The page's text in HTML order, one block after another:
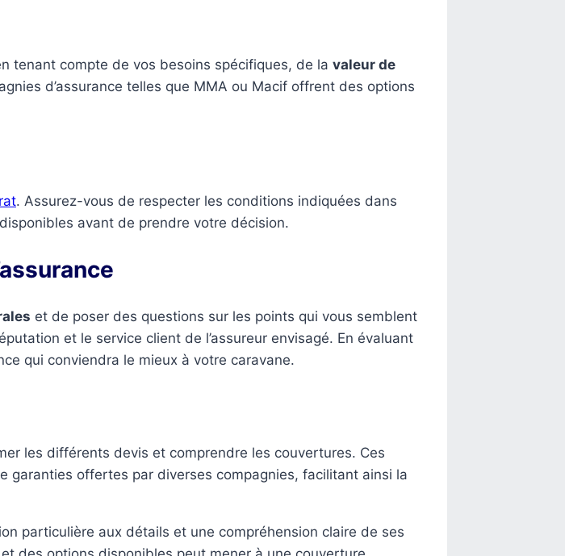
tenant compte de vos besoins spécifiques, de la valeur de
d’assurance telles que MMA ou Macif offrent des options
. Assurez-vous de respecter les conditions indiquées dans
avant de prendre votre décision.
et de poser des questions sur les points qui vous semblent
et le service client de l’assureur envisagé. En évaluant
qui conviendra le mieux à votre caravane.
les différents devis et comprendre les couvertures. Ces
offertes par diverses compagnies, facilitant ainsi la
particulière aux détails et une compréhension claire de ses